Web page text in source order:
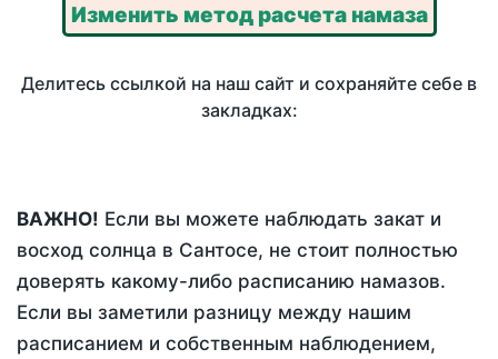
Изменить метод расчета намаза
Делитесь ссылкой на наш сайт и сохраняйте себе в
закладках:
ВАЖНО! Если вы можете наблюдать закат и
восход солнца в Сантосе, не стоит полностью
доверять какому-либо расписанию намазов.
Если вы заметили разницу между нашим
расписанием и собственным наблюдением,